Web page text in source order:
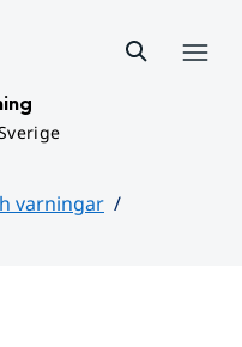
varningar